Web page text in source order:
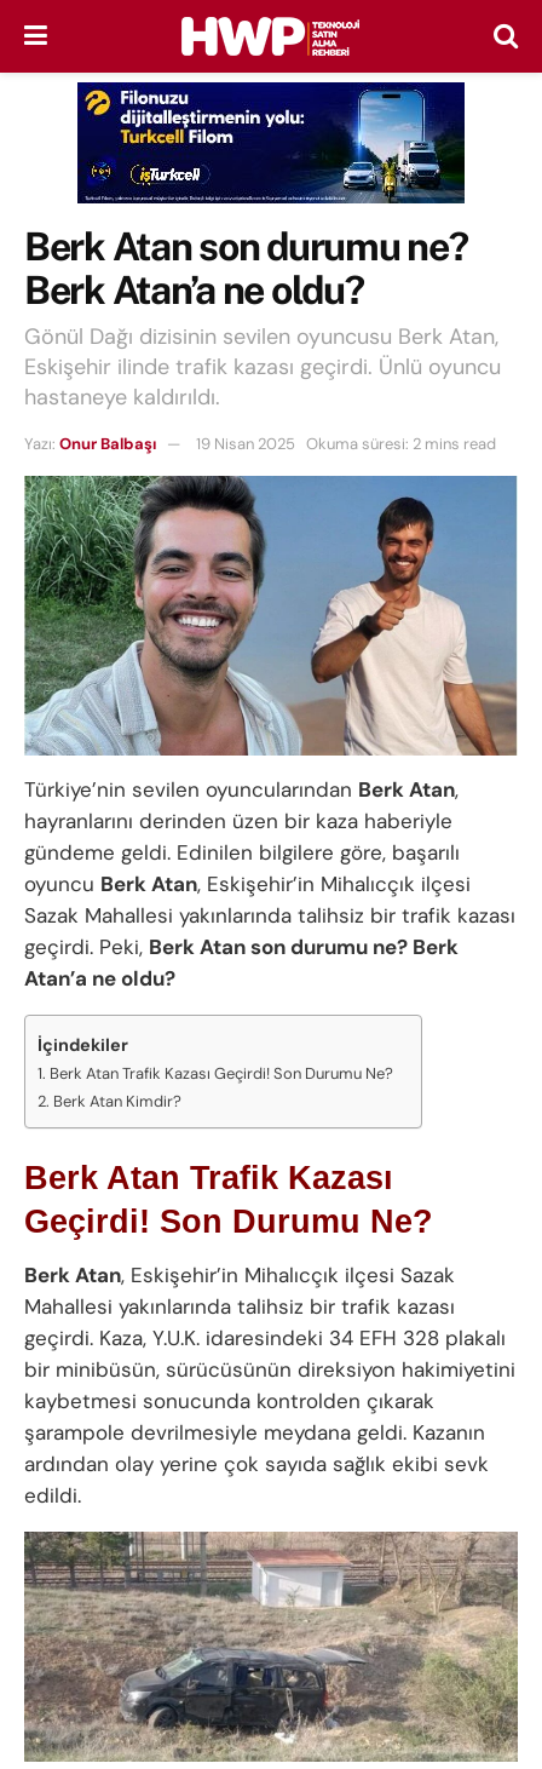
Berk Atan son durumu ne?
Berk Atan’a ne oldu?
Gönül Dağı dizisinin sevilen oyuncusu Berk Atan,
Eskişehir ilinde trafik kazası geçirdi. Ünlü oyuncu
hastaneye kaldırıldı.
Yazı: Onur Balbaşı 19 Nisan 2025 Okuma süresi: 2 mins read
Türkiye’nin sevilen oyuncularından Berk Atan,
hayranlarını derinden üzen bir kaza haberiyle
gündeme geldi. Edinilen bilgilere göre, başarılı
oyuncu Berk Atan, Eskişehir’in Mihalıcçık ilçesi
Sazak Mahallesi yakınlarında talihsiz bir trafik kazası
geçirdi. Peki, Berk Atan son durumu ne? Berk
Atan’a ne oldu?
İçindekiler
Berk Atan Trafik Kazası Geçirdi! Son Durumu Ne?
Berk Atan Kimdir?
Berk Atan Trafik Kazası
Geçirdi! Son Durumu Ne?
Berk Atan, Eskişehir’in Mihalıcçık ilçesi Sazak
Mahallesi yakınlarında talihsiz bir trafik kazası
geçirdi. Kaza, Y.U.K. idaresindeki 34 EFH 328 plakalı
bir minibüsün, sürücüsünün direksiyon hakimiyetini
kaybetmesi sonucunda kontrolden çıkarak
şarampole devrilmesiyle meydana geldi. Kazanın
ardından olay yerine çok sayıda sağlık ekibi sevk
edildi.